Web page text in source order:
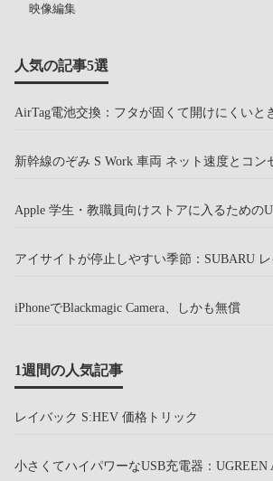
映像編集
人気の記事5選
AirTag電池交換：フタが固くて開けにくいと
新幹線のぞみ S Work 車両 ネット速度とコン
Apple 学生・教職員向けストアに入るための
アイサイトが停止しやすい季節：SUBARU
iPhoneでBlackmagic Camera、しかも無償
1週間の人気記事
レイバック S:HEV 価格トリック
小さくてハイパワーなUSB充電器：UGREEN